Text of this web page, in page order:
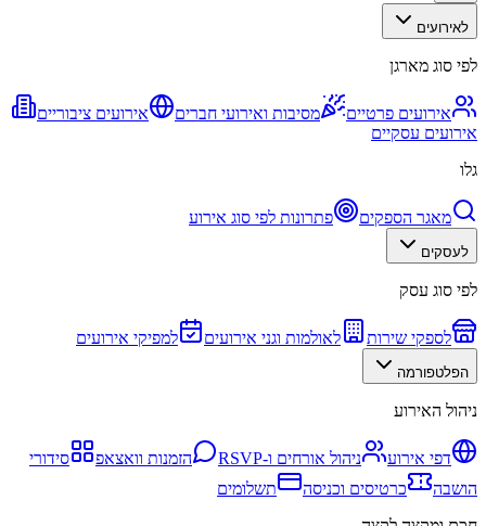
לאירועים
לפי סוג מארגן
אירועים פרטיים מסיבות ואירועי חברים
אירועים ציבוריים
אירועים עסקיים
גלו
מאגר הספקים פתרונות לפי סוג אירוע
לעסקים
לפי סוג עסק
לספקי שירות לאולמות וגני אירועים למפיקי אירועים
הפלטפורמה
ניהול האירוע
דפי אירוע ניהול אורחים ו-RSVP הזמנות וואצאפ
סידורי
הושבה
כרטיסים וכניסה
תשלומים